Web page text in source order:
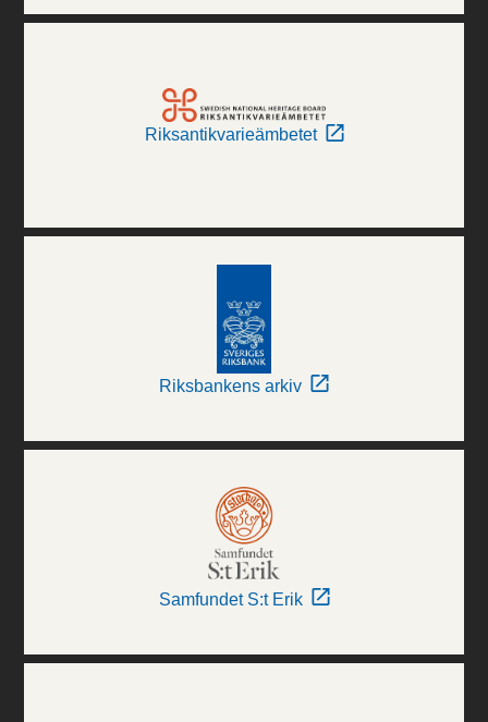
Riksantikvarieämbetet
Riksbankens arkiv
Samfundet S:t Erik